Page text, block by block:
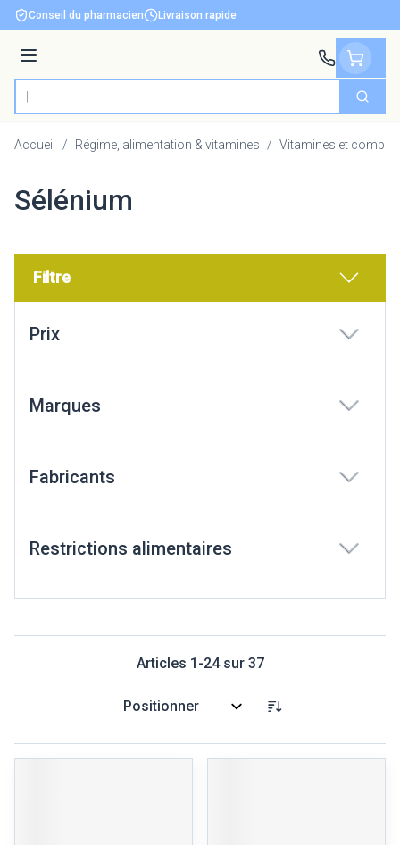
Aller au contenu
Conseil du pharmacien Livraison rapide
Menu
Rechercher
Accueil / Régime, alimentation & vitamines / Vitamines et
Sélénium
Filtre
Prix
Marques
Fabricants
Restrictions alimentaires
Articles 1 -24sur 37
Trier par: